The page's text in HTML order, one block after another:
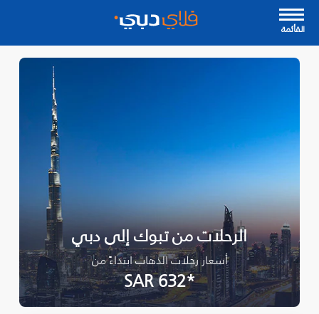
القأئمة
الرحلات من تبوك‎ إلى دبي
أسعار رحلات الذهاب ابتداءً من
*SAR 632